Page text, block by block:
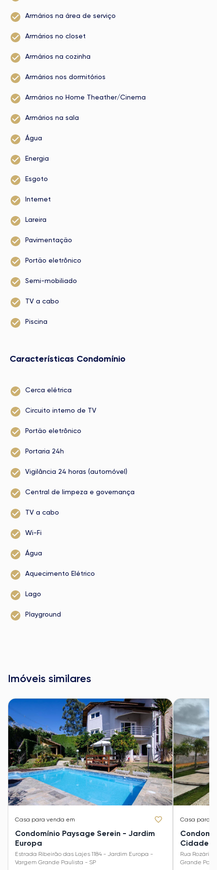
Armários na área de serviço
Armários no closet
Armários na cozinha
Armários nos dormitórios
Armários no Home Theather/Cinema
Armários na sala
Água
Energia
Esgoto
Internet
Lareira
Pavimentação
Portão eletrônico
Semi-mobiliado
TV a cabo
Piscina
Características Condomínio
Cerca elétrica
Circuito interno de TV
Portão eletrônico
Portaria 24h
Vigilância 24 horas (automóvel)
Central de limpeza e governança
TV a cabo
Wi-Fi
Água
Aquecimento Elétrico
Lago
Playground
Imóveis similares
Casa para venda em
Condomínio Paysage Serein - Jardim
Europa
Estrada Ribeirão das Lajes 1184 - Jardim Europa -
Vargem Grande Paulista - SP
Casa para
Cidade
Rua Rozário
Grande